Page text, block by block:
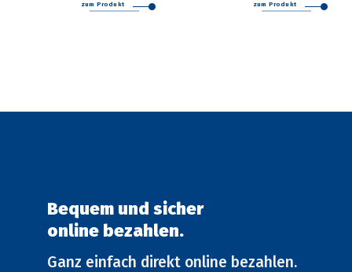
Varianten
gewählt
zum Produkt
gewählt
zum Produkt
Bequem und sicher
online bezahlen.
Ganz einfach direkt online bezahlen.